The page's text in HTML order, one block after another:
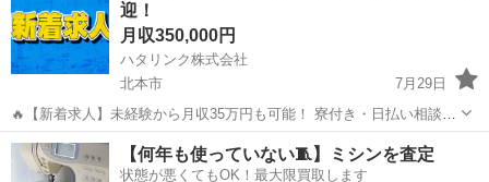
通費:全額支給...
迎！
月収350,000円
ハタリンク株式会社
北本市
7月29日
🔥【新着求人】未経験から月収35万円も可能！ 寮付き・日払い相談
OK！ 新しいお仕事を探している方を募集しています！ 「すぐ働きた
い」 「住む場所も一緒に探したい」 「未経験からしっかり稼ぎたい」
埼玉 北本市 工場
【何年も使っていない🧵】ミシンを査定
状態が悪くてもOK！最大限買取します